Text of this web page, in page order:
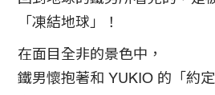
「凍結地球」！
在面目全非的景色中，
鐵男懷抱著和 YUKIO 的「約